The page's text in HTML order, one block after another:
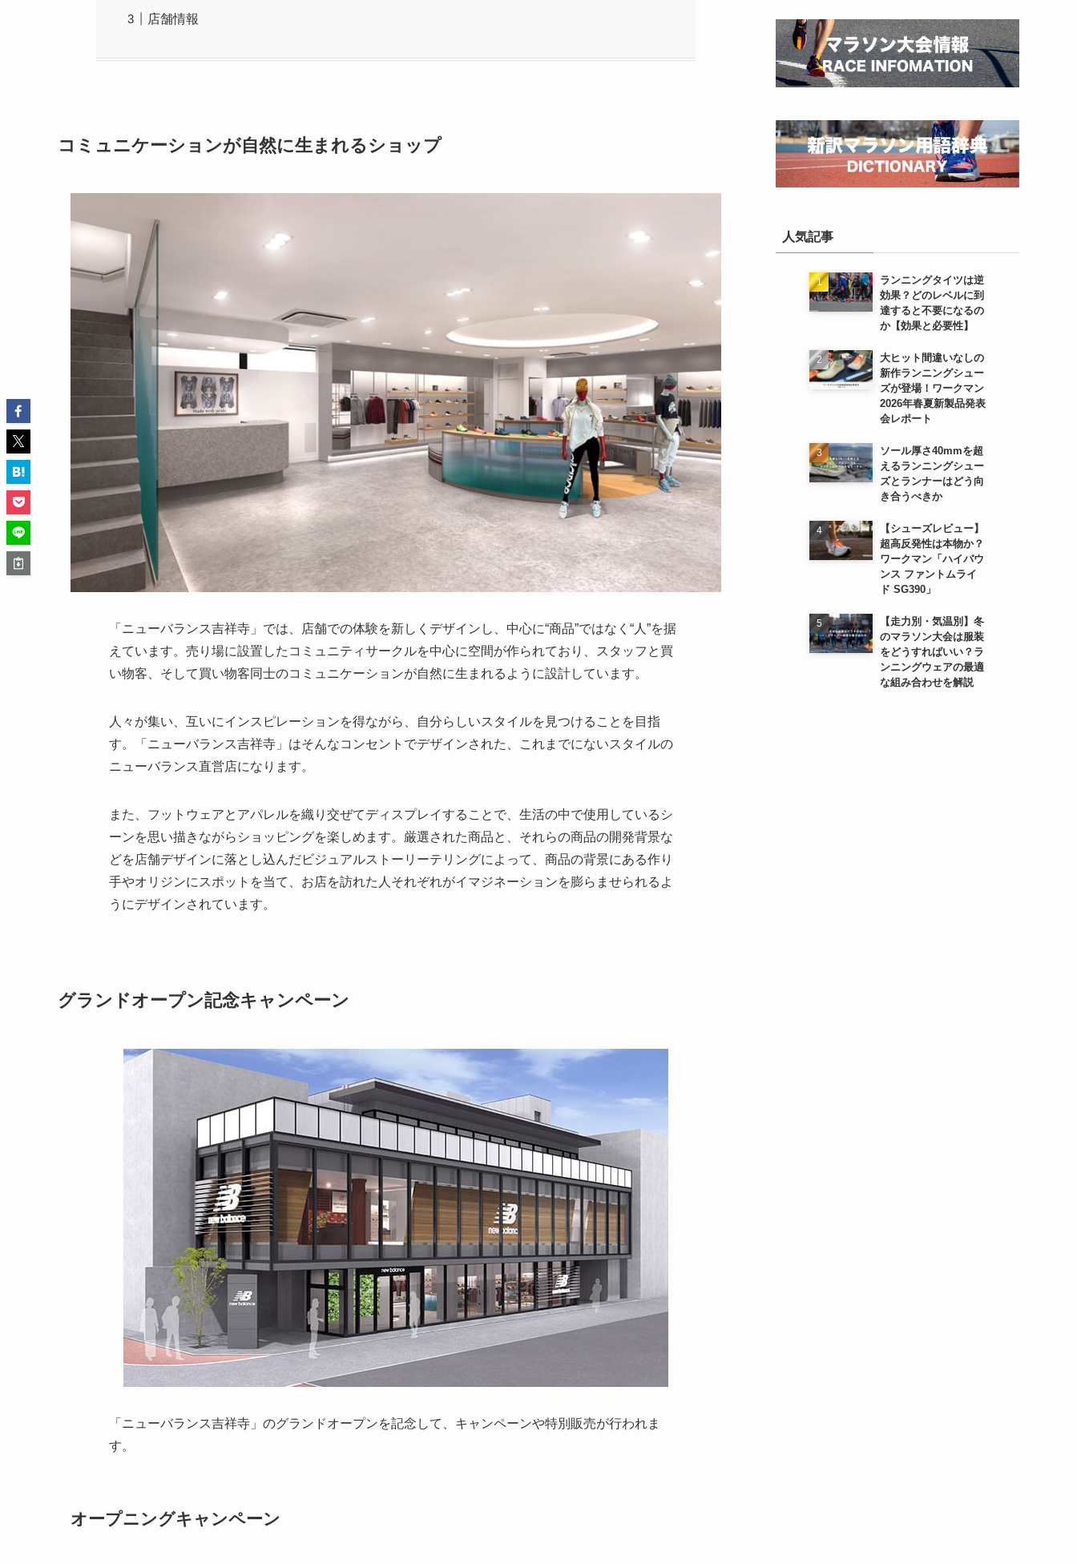
店舗情報
コミュニケーションが自然に生まれるショップ
「ニューバランス吉祥寺」では、店舗での体験を新しくデザインし、中心に“商品”ではなく“人”を据
えています。売り場に設置したコミュニティサークルを中心に空間が作られており、スタッフと買
い物客、そして買い物客同士のコミュニケーションが自然に生まれるように設計しています。
人々が集い、互いにインスピレーションを得ながら、自分らしいスタイルを見つけることを目指
す。「ニューバランス吉祥寺」はそんなコンセントでデザインされた、これまでにないスタイルの
ニューバランス直営店になります。
また、フットウェアとアパレルを織り交ぜてディスプレイすることで、生活の中で使用しているシ
ーンを思い描きながらショッピングを楽しめます。厳選された商品と、それらの商品の開発背景な
どを店舗デザインに落とし込んだビジュアルストーリーテリングによって、商品の背景にある作り
手やオリジンにスポットを当て、お店を訪れた人それぞれがイマジネーションを膨らませられるよ
うにデザインされています。
グランドオープン記念キャンペーン
「ニューバランス吉祥寺」のグランドオープンを記念して、キャンペーンや特別販売が行われま
す。
オープニングキャンペーン
人気記事
ランニングタイツは逆
効果？どのレベルに到
達すると不要になるの
か【効果と必要性】
大ヒット間違いなしの
新作ランニングシュー
ズが登場！ワークマン
2026年春夏新製品発表
会レポート
ソール厚さ40mmを超
えるランニングシュー
ズとランナーはどう向
き合うべきか
【シューズレビュー】
超高反発性は本物か？
ワークマン「ハイバウ
ンス ファントムライ
ド SG390」
【走力別・気温別】冬
のマラソン大会は服装
をどうすればいい？ラ
ンニングウェアの最適
な組み合わせを解説